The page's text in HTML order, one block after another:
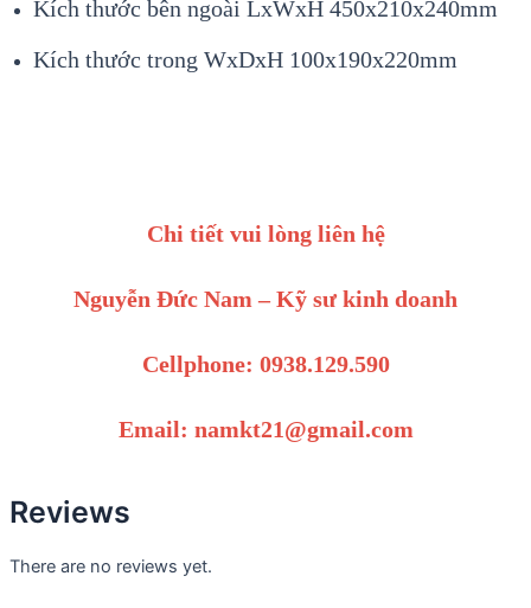
Kích thước bên ngoài LxWxH 450x210x240mm
Kích thước trong WxDxH 100x190x220mm
Chi tiết vui lòng liên hệ
Nguyễn Đức Nam – Kỹ sư kinh doanh
Cellphone: 0938.129.590
Email: namkt21@gmail.com
Reviews
There are no reviews yet.